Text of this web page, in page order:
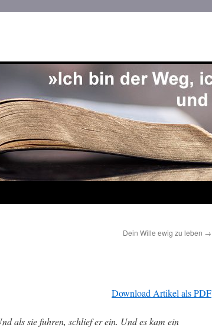
Dein Wille ewig zu leben →
Download Artikel als PDF
als sie fuhren, schlief er ein. Und es kam ein